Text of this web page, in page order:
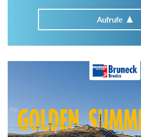
Aufrufe
Im Tourenarchiv suchen